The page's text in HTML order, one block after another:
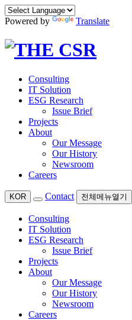
Powered by Translate
Consulting
IT Solution
ESG Research
Issue Brief
Projects
About
Our Message
Our History
Newsroom
Careers
KOR Contact 전체메뉴열기
Consulting
IT Solution
ESG Research
Issue Brief
Projects
About
Our Message
Our History
Newsroom
Careers